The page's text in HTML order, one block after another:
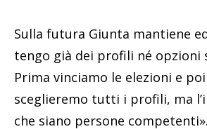
Sulla futura Giunta mantiene
tengo già dei profili né opzioni
Prima vinciamo le elezioni e
sceglieremo tutti i profili, ma
che siano persone